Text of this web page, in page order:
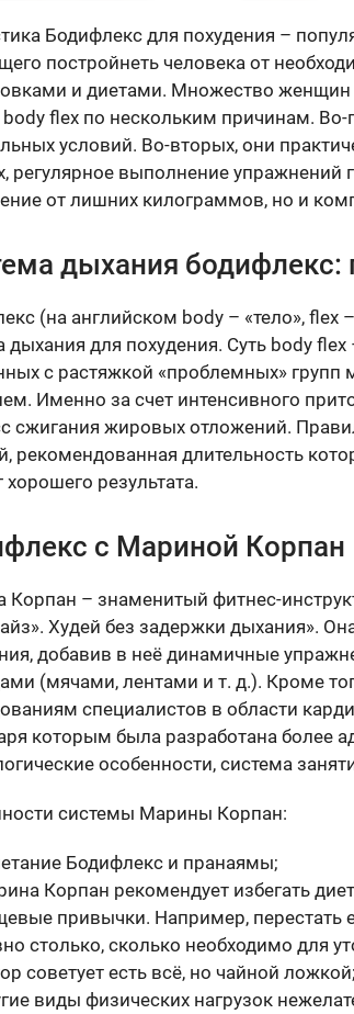
Бодифлекс для похудения –
постройнеть человека от
и диетами. Множество
body flex по нескольким причинам.
условий. Во-вторых, они
регулярное выполнение упражнений
от лишних килограммов, но и
дыхания бодифлекс:
(на английском body – «тело», flex
дыхания для похудения. Суть body
с растяжкой «проблемных»
Именно за счет интенсивного
сжигания жировых отложений.
рекомендованная длительность
хорошего результата.
с Мариной Корпан
Корпан – знаменитый фитнес-
Худей без задержки дыхания».
добавив в неё динамичные
(мячами, лентами и т. д.). Кроме
специалистов в области
которым была разработана более
особенности, система
системы Марины Корпан:
Бодифлекс и пранаямы;
Корпан рекомендует избегать
привычки. Например, перестать
столько, сколько необходимо для
советует есть всё, но чайной ложкой;
виды физических нагрузок